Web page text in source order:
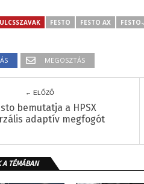
FESTO FESTO AX
MEGOSZTÁS
← ELŐZŐ
bemutatja a HPSX
adaptív megfogót
A TÉMÁBAN